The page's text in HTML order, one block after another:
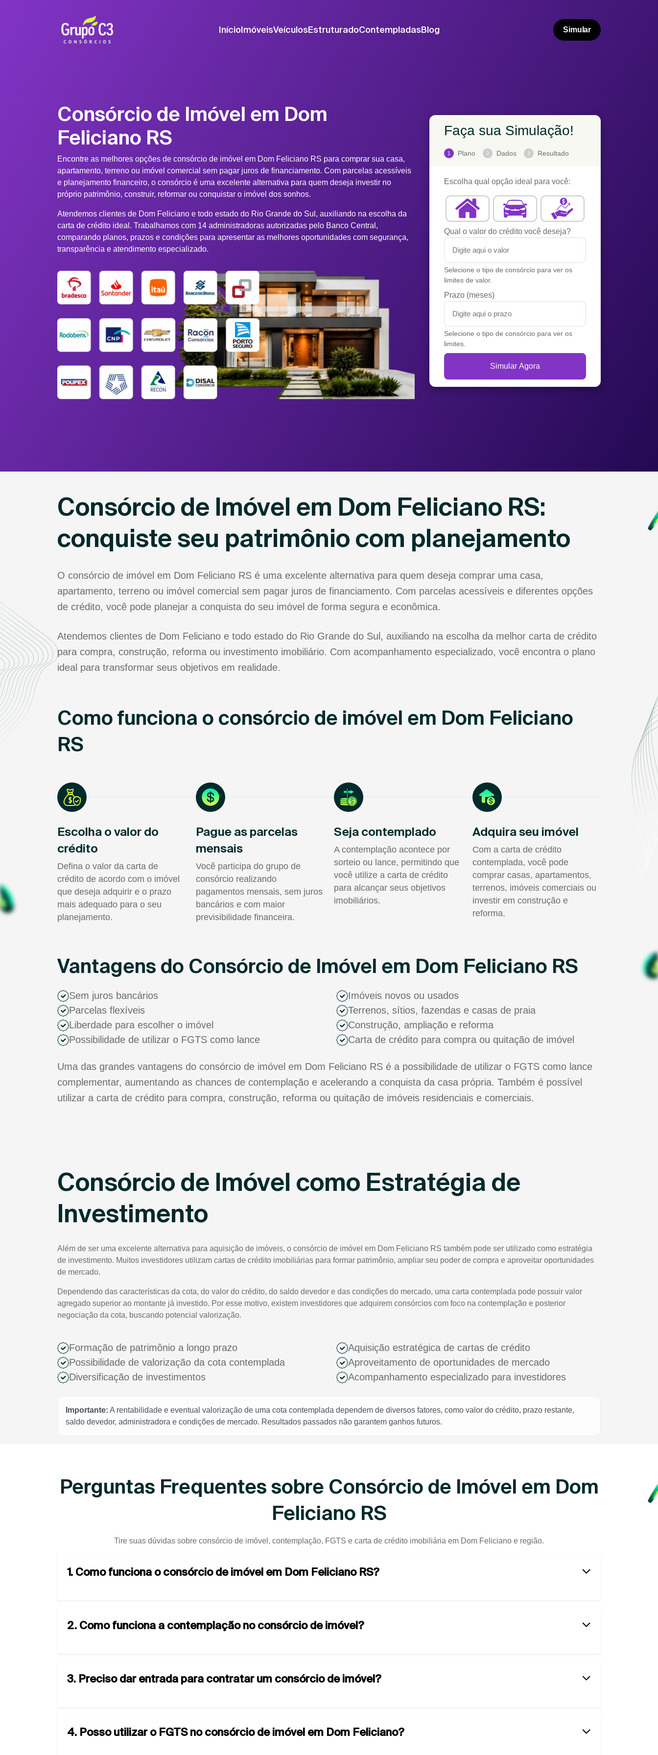
InícioImóveisVeículosEstruturadoContempladasBlog Simular
Consórcio de Imóvel em Dom
Feliciano RS
Encontre as melhores opções de consórcio de imóvel em Dom Feliciano RS para comprar sua casa,
apartamento, terreno ou imóvel comercial sem pagar juros de financiamento. Com parcelas acessíveis
e planejamento financeiro, o consórcio é uma excelente alternativa para quem deseja investir no
próprio patrimônio, construir, reformar ou conquistar o imóvel dos sonhos.
Atendemos clientes de Dom Feliciano e todo estado do Rio Grande do Sul, auxiliando na escolha da
carta de crédito ideal. Trabalhamos com 14 administradoras autorizadas pelo Banco Central,
comparando planos, prazos e condições para apresentar as melhores oportunidades com segurança,
transparência e atendimento especializado.
Faça sua Simulação!
1 Plano 2 Dados 3 Resultado
Escolha qual opção ideal para você:
Qual o valor do crédito você deseja?
Selecione o tipo de consórcio para ver os
limites de valor.
Prazo (meses)
Selecione o tipo de consórcio para ver os
limites.
Simular Agora
Consórcio de Imóvel em Dom Feliciano RS:
conquiste seu patrimônio com planejamento
O consórcio de imóvel em Dom Feliciano RS é uma excelente alternativa para quem deseja comprar uma casa,
apartamento, terreno ou imóvel comercial sem pagar juros de financiamento. Com parcelas acessíveis e diferentes opções
de crédito, você pode planejar a conquista do seu imóvel de forma segura e econômica.
Atendemos clientes de Dom Feliciano e todo estado do Rio Grande do Sul, auxiliando na escolha da melhor carta de crédito
para compra, construção, reforma ou investimento imobiliário. Com acompanhamento especializado, você encontra o plano
ideal para transformar seus objetivos em realidade.
Como funciona o consórcio de imóvel em Dom Feliciano
RS
Escolha o valor do
crédito
Defina o valor da carta de
crédito de acordo com o imóvel
que deseja adquirir e o prazo
mais adequado para o seu
planejamento.
Pague as parcelas
mensais
Você participa do grupo de
consórcio realizando
pagamentos mensais, sem juros
bancários e com maior
previsibilidade financeira.
Seja contemplado
A contemplação acontece por
sorteio ou lance, permitindo que
você utilize a carta de crédito
para alcançar seus objetivos
imobiliários.
Adquira seu imóvel
Com a carta de crédito
contemplada, você pode
comprar casas, apartamentos,
terrenos, imóveis comerciais ou
investir em construção e
reforma.
Vantagens do Consórcio de Imóvel em Dom Feliciano RS
Sem juros bancários
Parcelas flexíveis
Liberdade para escolher o imóvel
Possibilidade de utilizar o FGTS como lance
Imóveis novos ou usados
Terrenos, sítios, fazendas e casas de praia
Construção, ampliação e reforma
Carta de crédito para compra ou quitação de imóvel
Uma das grandes vantagens do consórcio de imóvel em Dom Feliciano RS é a possibilidade de utilizar o FGTS como lance
complementar, aumentando as chances de contemplação e acelerando a conquista da casa própria. Também é possível
utilizar a carta de crédito para compra, construção, reforma ou quitação de imóveis residenciais e comerciais.
Consórcio de Imóvel como Estratégia de
Investimento
Além de ser uma excelente alternativa para aquisição de imóveis, o consórcio de imóvel em Dom Feliciano RS também pode ser utilizado como estratégia
de investimento. Muitos investidores utilizam cartas de crédito imobiliárias para formar patrimônio, ampliar seu poder de compra e aproveitar oportunidades
de mercado.
Dependendo das características da cota, do valor do crédito, do saldo devedor e das condições do mercado, uma carta contemplada pode possuir valor
agregado superior ao montante já investido. Por esse motivo, existem investidores que adquirem consórcios com foco na contemplação e posterior
negociação da cota, buscando potencial valorização.
Formação de patrimônio a longo prazo
Possibilidade de valorização da cota contemplada
Diversificação de investimentos
Aquisição estratégica de cartas de crédito
Aproveitamento de oportunidades de mercado
Acompanhamento especializado para investidores
Importante: A rentabilidade e eventual valorização de uma cota contemplada dependem de diversos fatores, como valor do crédito, prazo restante,
saldo devedor, administradora e condições de mercado. Resultados passados não garantem ganhos futuros.
Perguntas Frequentes sobre Consórcio de Imóvel em Dom
Feliciano RS
Tire suas dúvidas sobre consórcio de imóvel, contemplação, FGTS e carta de crédito imobiliária em Dom Feliciano e região.
1. Como funciona o consórcio de imóvel em Dom Feliciano RS?
2. Como funciona a contemplação no consórcio de imóvel?
3. Preciso dar entrada para contratar um consórcio de imóvel?
4. Posso utilizar o FGTS no consórcio de imóvel em Dom Feliciano?